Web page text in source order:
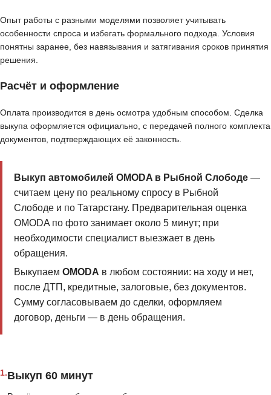
Опыт работы с разными моделями позволяет учитывать
особенности спроса и избегать формального подхода. Условия
понятны заранее, без навязывания и затягивания сроков принятия
решения.
Расчёт и оформление
Оплата производится в день осмотра удобным способом. Сделка
выкупа оформляется официально, с передачей полного комплекта
документов, подтверждающих её законность.
Выкуп автомобилей OMODA в Рыбной Слободе—
считаем цену по реальному спросу в Рыбной
Слободе и по Татарстану. Предварительная оценка
OMODA по фото занимает около 5 минут; при
необходимости специалист выезжает в день
обращения.
Выкупаем OMODA в любом состоянии: на ходу и нет,
после ДТП, кредитные, залоговые, без документов.
Сумму согласовываем до сделки, оформляем
договор, деньги — в день обращения.
1.Выкуп 60 минут